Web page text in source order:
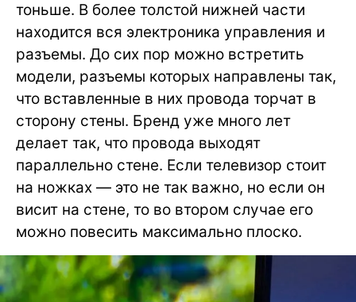
тоньше. В более толстой нижней части
находится вся электроника управления и
разъемы. До сих пор можно встретить
модели, разъемы которых направлены так,
что вставленные в них провода торчат в
сторону стены. Бренд уже много лет
делает так, что провода выходят
параллельно стене. Если телевизор стоит
на ножках — это не так важно, но если он
висит на стене, то во втором случае его
можно повесить максимально плоско.